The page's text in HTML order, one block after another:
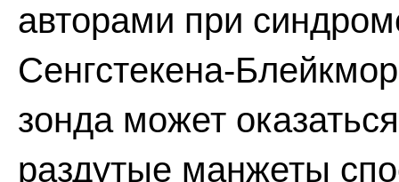
авторами при
Сенгстекена-
зонда может
раздутые манжеты